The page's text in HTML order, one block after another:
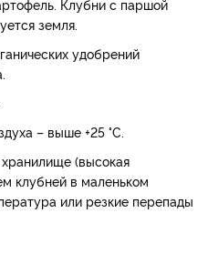
Клубни с паршой
земля.
удобрений
– выше +25 °С.
(высокая
клубней в маленьком
или резкие перепады